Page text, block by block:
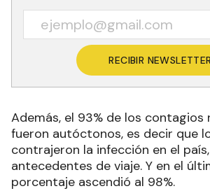
RECIBIR NEWSLETTER
Además, el 93% de los
fueron autóctonos, es decir que
contrajeron la infección en el
antecedentes de viaje. Y en el
porcentaje ascendió al 98%.